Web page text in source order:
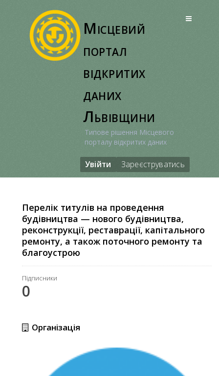
Місцевий
портал
відкритих
даних
Львівщини
Типове рішення Місцевого
порталу відкритих даних
Увійти Зареєструватись
Перелік титулів на проведення
будівництва — нового будівництва,
реконструкції, реставрації, капітального
ремонту, а також поточного ремонту та
благоустрою
Підписники
0
Організація